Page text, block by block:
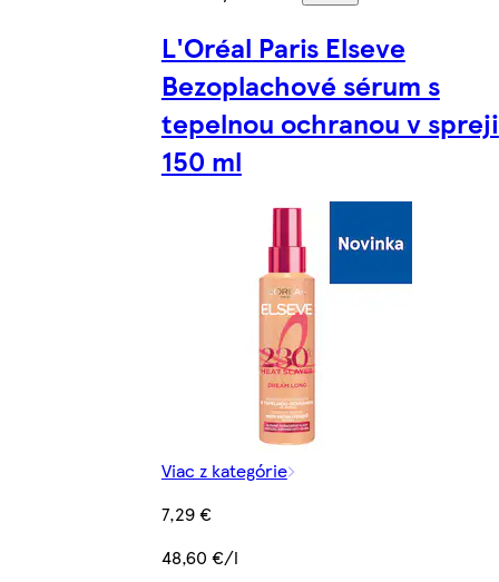
L'Oréal Paris Elseve
Bezoplachové sérum s
tepelnou ochranou v spreji
150 ml
Viac z kategórie
7,29 €
48,60 €/l